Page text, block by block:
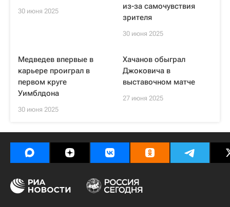
30 июня 2025
из-за самочувствия
зрителя
30 июня 2025
Медведев впервые в
карьере проиграл в
первом круге
Уимблдона
30 июня 2025
Хачанов обыграл
Джоковича в
выставочном матче
27 июня 2025